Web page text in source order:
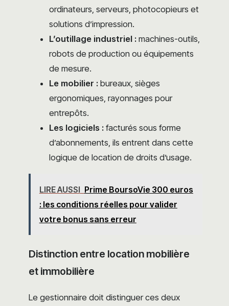
ordinateurs, serveurs, photocopieurs et
solutions d’impression.
L’outillage industriel : machines-outils,
robots de production ou équipements
de mesure.
Le mobilier : bureaux, sièges
ergonomiques, rayonnages pour
entrepôts.
Les logiciels : facturés sous forme
d’abonnements, ils entrent dans cette
logique de location de droits d’usage.
LIRE AUSSI Prime BoursoVie 300 euros
: les conditions réelles pour valider
votre bonus sans erreur
Distinction entre location mobilière
et immobilière
Le gestionnaire doit distinguer ces deux